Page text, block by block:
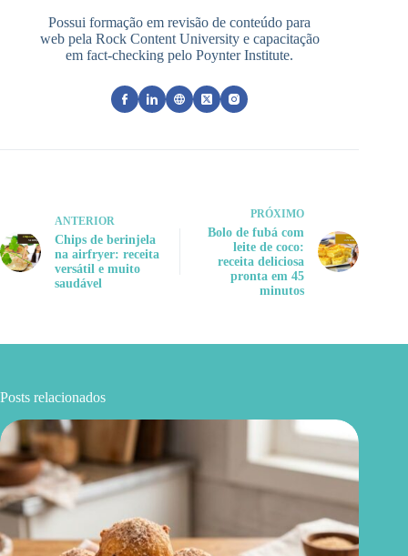
Possui formação em revisão de conteúdo para
web pela Rock Content University e capacitação
em fact-checking pelo Poynter Institute.
ANTERIOR
Chips de berinjela
na airfryer: receita
versátil e muito
saudável
PRÓXIMO
Bolo de fubá com
leite de coco:
receita deliciosa
pronta em 45
minutos
Posts relacionados